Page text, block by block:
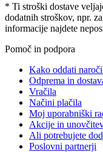
* Ti stroški dostave
dodatnih stroškov, npr.
informacije najdete
Pomoč in podpora
Kako oddati
Odprema in
Vračila
Načini plačila
Moj uporabniški
Akcije in
Ali potrebujete
Poslovni partnerji